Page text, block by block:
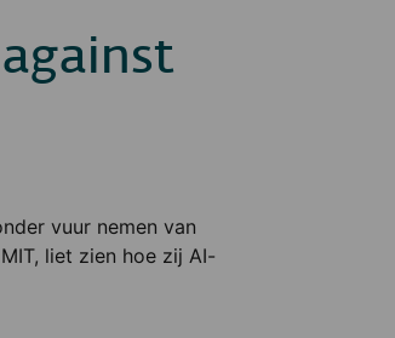
vuur nemen van
liet zien hoe zij AI-